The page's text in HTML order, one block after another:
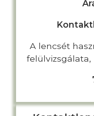
A lencsét
felülvizsgálata,